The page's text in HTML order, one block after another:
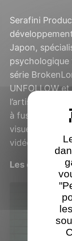
Serafini
Japon,
psychologique
série
UNFOLLOW
l’artiste italien
à fusionner
visuelle pour
vidéoludiques
Les derniers